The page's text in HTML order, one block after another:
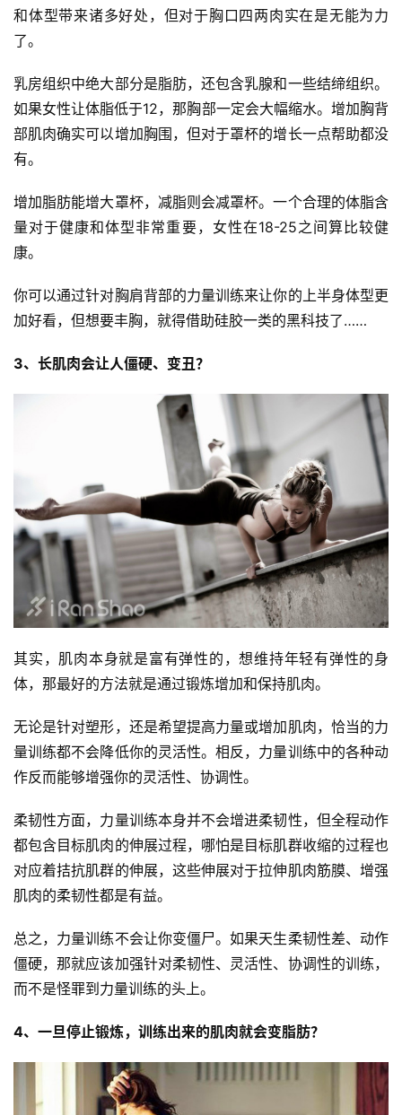
比
赛
和体型带来诸多好处，但对于胸口四两肉实在是无能为力
了。
乳房组织中绝大部分是脂肪，还包含乳腺和一些结缔组织。
如果女性让体脂低于12，那胸部一定会大幅缩水。增加胸背
部肌肉确实可以增加胸围，但对于罩杯的增长一点帮助都没
有。
增加脂肪能增大罩杯，减脂则会减罩杯。一个合理的体脂含
量对于健康和体型非常重要，女性在18-25之间算比较健
康。
你可以通过针对胸肩背部的力量训练来让你的上半身体型更
加好看，但想要丰胸，就得借助硅胶一类的黑科技了……
3、长肌肉会让人僵硬、变丑？
其实，肌肉本身就是富有弹性的，想维持年轻有弹性的身
体，那最好的方法就是通过锻炼增加和保持肌肉。
无论是针对塑形，还是希望提高力量或增加肌肉，恰当的力
量训练都不会降低你的灵活性。相反，力量训练中的各种动
作反而能够增强你的灵活性、协调性。
柔韧性方面，力量训练本身并不会增进柔韧性，但全程动作
都包含目标肌肉的伸展过程，哪怕是目标肌群收缩的过程也
对应着拮抗肌群的伸展，这些伸展对于拉伸肌肉筋膜、增强
肌肉的柔韧性都是有益。
总之，力量训练不会让你变僵尸。如果天生柔韧性差、动作
僵硬，那就应该加强针对柔韧性、灵活性、协调性的训练，
而不是怪罪到力量训练的头上。
4、一旦停止锻炼，训练出来的肌肉就会变脂肪？